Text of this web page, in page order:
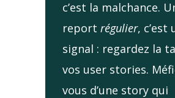
c’est la malchance.
report régulier, c’est
signal : regardez la
vos user stories.
vous d’une story qui